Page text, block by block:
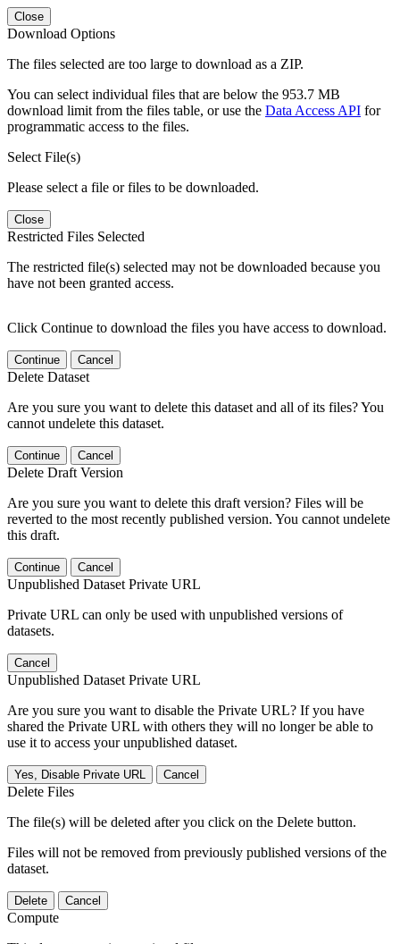
Close
Download Options
The files selected are too large to download as a ZIP.
You can select individual files that are below the 953.7 MB
download limit from the files table, or use the Data Access API for
programmatic access to the files.
Select File(s)
Please select a file or files to be downloaded.
Close
Restricted Files Selected
The restricted file(s) selected may not be downloaded because you
have not been granted access.
Click Continue to download the files you have access to download.
Continue Cancel
Delete Dataset
Are you sure you want to delete this dataset and all of its files? You
cannot undelete this dataset.
Continue Cancel
Delete Draft Version
Are you sure you want to delete this draft version? Files will be
reverted to the most recently published version. You cannot undelete
this draft.
Continue Cancel
Unpublished Dataset Private URL
Private URL can only be used with unpublished versions of
datasets.
Cancel
Unpublished Dataset Private URL
Are you sure you want to disable the Private URL? If you have
shared the Private URL with others they will no longer be able to
use it to access your unpublished dataset.
Yes, Disable Private URL Cancel
Delete Files
The file(s) will be deleted after you click on the Delete button.
Files will not be removed from previously published versions of the
dataset.
Delete Cancel
Compute